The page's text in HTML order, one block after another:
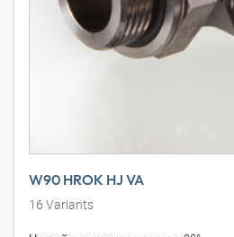
W90 HROK HJ VA
16 Variants